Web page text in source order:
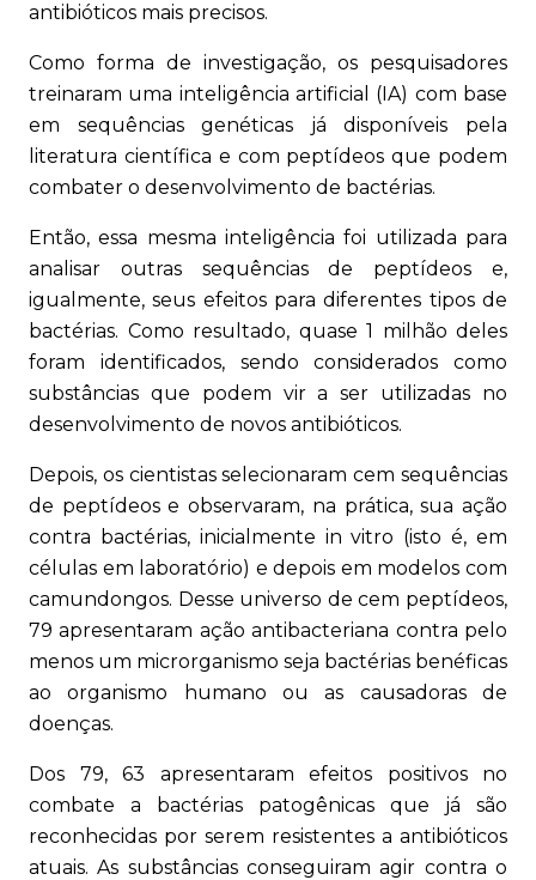
antibióticos mais precisos.
Como forma de investigação, os pesquisadores
treinaram uma inteligência artificial (IA) com base
em sequências genéticas já disponíveis pela
literatura científica e com peptídeos que podem
combater o desenvolvimento de bactérias.
Então, essa mesma inteligência foi utilizada para
analisar outras sequências de peptídeos e,
igualmente, seus efeitos para diferentes tipos de
bactérias. Como resultado, quase 1 milhão deles
foram identificados, sendo considerados como
substâncias que podem vir a ser utilizadas no
desenvolvimento de novos antibióticos.
Depois, os cientistas selecionaram cem sequências
de peptídeos e observaram, na prática, sua ação
contra bactérias, inicialmente in vitro (isto é, em
células em laboratório) e depois em modelos com
camundongos. Desse universo de cem peptídeos,
79 apresentaram ação antibacteriana contra pelo
menos um microrganismo seja bactérias benéficas
ao organismo humano ou as causadoras de
doenças.
Dos 79, 63 apresentaram efeitos positivos no
combate a bactérias patogênicas que já são
reconhecidas por serem resistentes a antibióticos
atuais. As substâncias conseguiram agir contra o